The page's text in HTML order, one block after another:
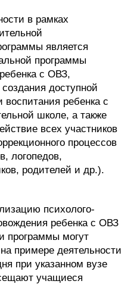
в рамках
является
программы
с ОВЗ,
доступной
ребенка с
школе, а также
всех участников
процессов
логопедов,
родителей и др.).
психолого-
ребенка с ОВЗ
программы могут
примере деятельности
при указанном вузе
учащиеся